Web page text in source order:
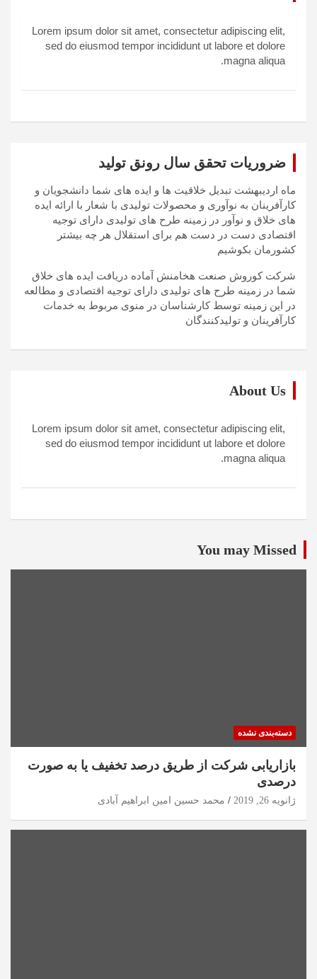
Lorem ipsum dolor sit amet, consectetur adipiscing elit,
sed do eiusmod tempor incididunt ut labore et dolore
magna aliqua.
ضروریات تحقق سال رونق تولید
ماه اردیبهشت تبدیل خلاقیت ها و ایده های شما دانشجویان و
کارآفرینان به نوآوری و محصولات تولیدی با شعار با ارائه ایده
های خلاق و نوآور در زمینه طرح های تولیدی دارای توجیه
اقتصادی دست در دست هم برای استقلال هر چه بیشتر
کشورمان بکوشیم
شرکت کوروش صنعت هخامنش آماده دریافت ایده های خلاق
شما در زمینه طرح های تولیدی دارای توجیه اقتصادی و مطالعه
در این زمینه توسط کارشناسان در منوی مربوط به خدمات
کارآفرینان و تولیدکنندگان
About Us
Lorem ipsum dolor sit amet, consectetur adipiscing elit,
sed do eiusmod tempor incididunt ut labore et dolore
magna aliqua.
You may Missed
دسته‌بندی نشده
بازاریابی شرکت از طریق درصد تخفیف یا به صورت
درصدی
ژانویه 26, 2019 محمد حسین امین ابراهیم آبادی